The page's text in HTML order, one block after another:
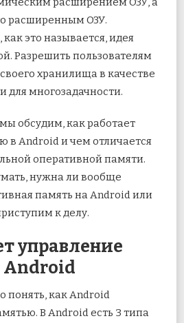
ЛИ
ОНА
ВОЛНОВАТЬ
расширенным ОЗУ.
это называется, идея
Разрешить пользователям
хранилища в качестве
для многозадачности.
обсудим, как работает
в Android и чем отличается
оперативной памяти.
нужна ли вообще
память на Android или
к делу.
управление
Android
понять, как Android
В Android есть 3 типа